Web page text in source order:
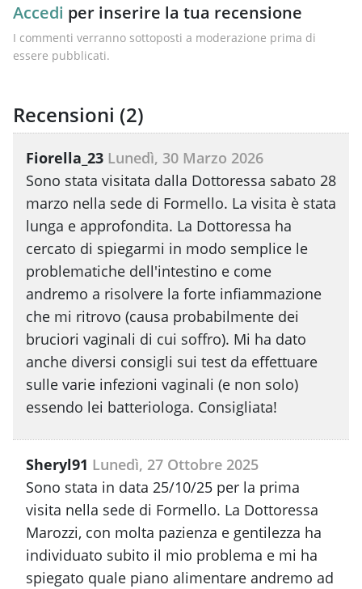
Accedi per inserire la tua recensione
I commenti verranno sottoposti a moderazione prima di
essere pubblicati.
Recensioni (2)
Fiorella_23 Lunedì, 30 Marzo 2026
Sono stata visitata dalla Dottoressa sabato 28
marzo nella sede di Formello. La visita è stata
lunga e approfondita. La Dottoressa ha
cercato di spiegarmi in modo semplice le
problematiche dell'intestino e come
andremo a risolvere la forte infiammazione
che mi ritrovo (causa probabilmente dei
bruciori vaginali di cui soffro). Mi ha dato
anche diversi consigli sui test da effettuare
sulle varie infezioni vaginali (e non solo)
essendo lei batteriologa. Consigliata!
Sheryl91 Lunedì, 27 Ottobre 2025
Sono stata in data 25/10/25 per la prima
visita nella sede di Formello. La Dottoressa
Marozzi, con molta pazienza e gentilezza ha
individuato subito il mio problema e mi ha
spiegato quale piano alimentare andremo ad